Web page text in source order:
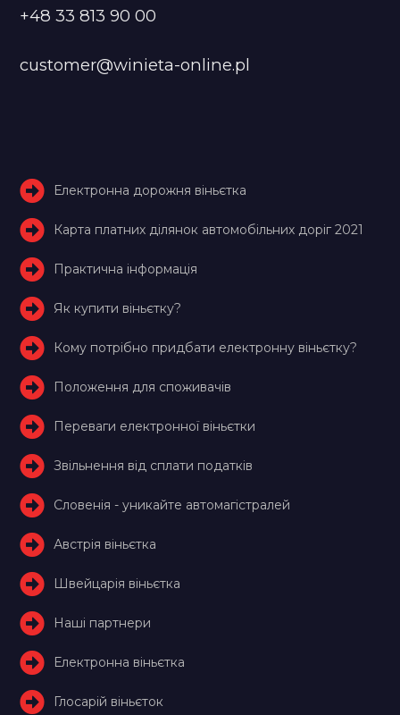
+48 33 813 90 00
customer@winieta-online.pl
Електронна дорожня віньєтка
Карта платних ділянок автомобільних доріг 2021
Практична інформація
Як купити віньєтку?
Кому потрібно придбати електронну віньєтку?
Положення для споживачів
Переваги електронної віньєтки
Звільнення від сплати податків
Словенія - уникайте автомагістралей
Австрія віньєтка
Швейцарія віньєтка
Наші партнери
Електронна віньєтка
Глосарій віньєток